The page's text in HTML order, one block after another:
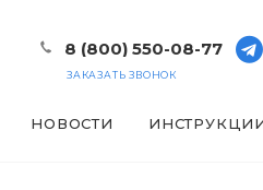
8 (800) 550-08-77
ЗАКАЗАТЬ ЗВОНОК
НОВОСТИ